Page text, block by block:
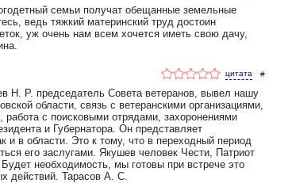
семьи получат обещанные земельные
ведь тяжкий материнский труд достоин
уж очень нам всем хочется иметь свою дачу,
#
Н. Р. председатель Совета ветеранов, вывел нашу
области, связь с ветеранскими организациями,
с поисковыми отрядами, захоронениями
и Губернатора. Он представляет
и в области. Это к тому, что в переходный период
его заслугами. Якушев человек Чести, Патриот
необходимость, мы готовы при встрече это
действий. Тарасов А. С.